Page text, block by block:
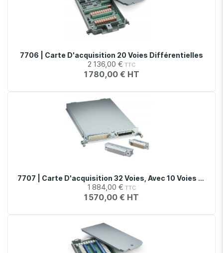
7706 | Carte D'acquisition 20 Voies Différentielles
2 136,00 €
1 780,00 €
7707 | Carte D'acquisition 32 Voies, Avec 10 Voies Différentielles
1 884,00 €
1 570,00 €